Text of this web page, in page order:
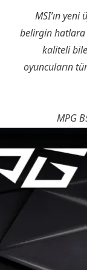
MSI’ın yeni
belirgin hatlara
kaliteli
oyuncuların
MPG